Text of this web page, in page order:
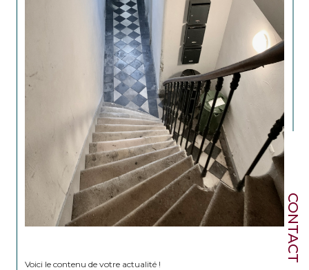
CONTACT
Voici le contenu de votre actualité !